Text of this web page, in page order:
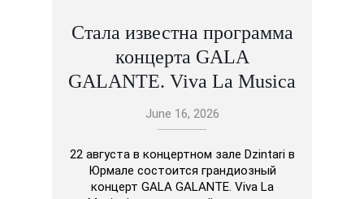
Стала известна программа
концерта GALA
GALANTE. Viva La Musica
June 16, 2026
22 августа в концертном зале Dzintari в
Юрмале состоится грандиозный
концерт GALA GALANTE. Viva La